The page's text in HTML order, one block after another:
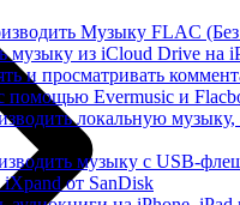
Музыку FLAC
музыку из iCloud Drive на
и просматривать
помощью Evermusic и
локальную
музыку с USB-
от SanDisk